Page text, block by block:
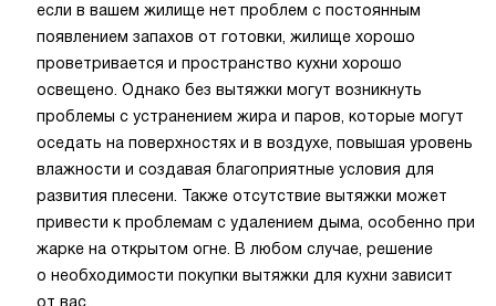
если в вашем жилище нет проблем с постоянным
появлением запахов от готовки, жилище хорошо
проветривается и пространство кухни хорошо
освещено. Однако без вытяжки могут возникнуть
проблемы с устранением жира и паров, которые могут
оседать на поверхностях и в воздухе, повышая уровень
влажности и создавая благоприятные условия для
развития плесени. Также отсутствие вытяжки может
привести к проблемам с удалением дыма, особенно при
жарке на открытом огне. В любом случае, решение
о необходимости покупки вытяжки для кухни зависит
от вас.